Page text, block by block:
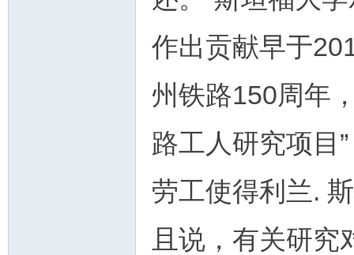
作出贡献早于
州铁路150周年
路工人研究项目
劳工使得利兰.
且说，有关研